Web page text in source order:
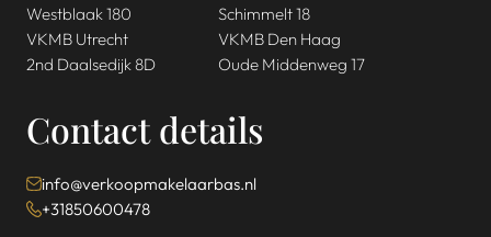
Westblaak 180
Schimmelt 18
VKMB Utrecht
2nd Daalsedijk 8D
VKMB Den Haag
Oude Middenweg 17
Contact details
info@verkoopmakelaarbas.nl
+31850600478